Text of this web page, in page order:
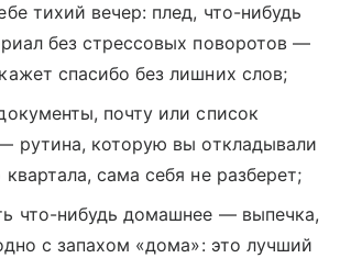
тихий вечер: плед, что-нибудь
без стрессовых поворотов —
спасибо без лишних слов;
почту или список
рутина, которую вы откладывали
сама себя не разберет;
что-нибудь домашнее — выпечка,
с запахом «дома»: это лучший